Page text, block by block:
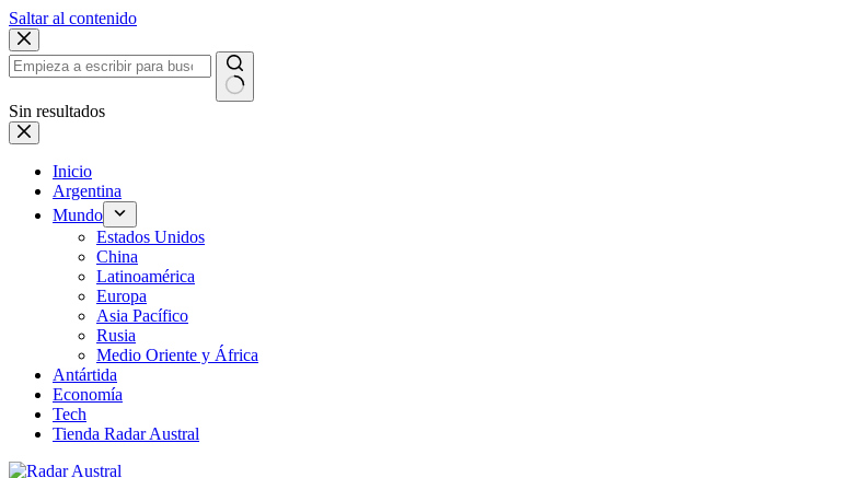
Saltar al contenido
Sin resultados
Inicio
Argentina
Mundo
Estados Unidos
China
Latinoamérica
Europa
Asia Pacífico
Rusia
Medio Oriente y África
Antártida
Economía
Tech
Tienda Radar Austral